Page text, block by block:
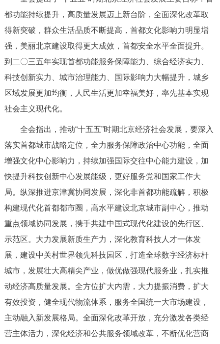
都功能持续提升，高质量发展迈上新台阶，全面深化改革取
得新突破，群众生活品质不断提高，首都文化影响力明显增
强，美丽北京建设取得更大成效，首都安全水平全面提升。
到二〇三五年实现首都功能服务保障能力、综合经济实力、
科技创新实力、城市治理能力、国际影响力大幅提升，城乡
区域发展更加均衡，人民生活更加幸福美好，率先基本实现
社会主义现代化。
全会指出，推动“十五五”时期北京经济社会发展，要深入
落实首都城市战略定位，全力服务保障政治中心功能，全面
增强文化中心影响力，持续加强国际交往中心能力建设，加
快提升科技创新中心发展能级，更好服务党和国家工作大
局。纵深推进京津冀协同发展，深化非首都功能疏解，积极
构建现代化首都都市圈，高水平建设北京城市副中心，推动
重点领域协同发展，携手共建中国式现代化建设的先行区、
示范区。大力发展新质生产力，深化教育科技人才一体发
展，建设中关村世界领先科技园区，打造全球数字经济标杆
城市，发展壮大高精尖产业，做优做强现代服务业，扎实推
动经济高质量发展。全方位扩大内需，大力提振消费，扩大
有效投资，健全现代物流体系，服务全国统一大市场建设，
主动融入新发展格局。全面深化改革开放，充分激发各类经
营主体活力，深化经济和公共服务领域改革，不断优化营商